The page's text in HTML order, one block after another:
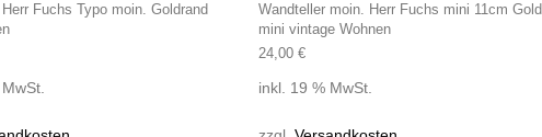
Fuchs Typo moin. Goldrand
Wandteller moin. Herr Fuchs mini 11cm Gold
mini vintage Wohnen
24,00 €
inkl. 19 % MwSt.